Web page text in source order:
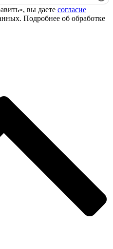
вы даете согласие
Подробнее об обработке